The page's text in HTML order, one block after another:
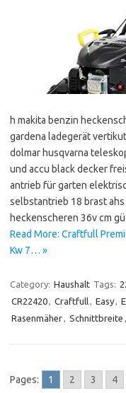
h makita benzin
gardena ladegerät
dolmar husqvarna
und accu black decker
antrieb für garten
selbstantrieb 18 brast
heckenscheren 36v cm
Read More: Craftfull
Kw 7… »
Category: Haushalt Tags:
CR22420, Craftfull, Easy,
Rasenmäher, Schnittbreite ,
Pages: 1 2 3 4